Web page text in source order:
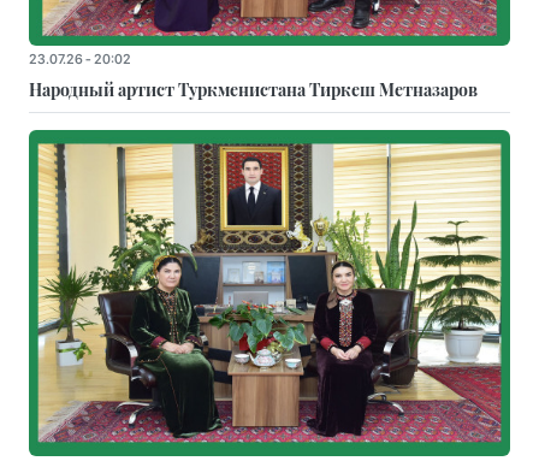
23.07.26 - 20:02
Народный артист Туркменистана Тиркеш Мeтназаров